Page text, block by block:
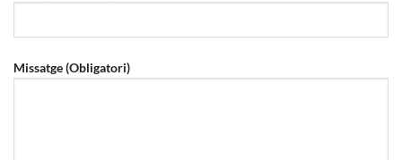
Missatge (Obligatori)